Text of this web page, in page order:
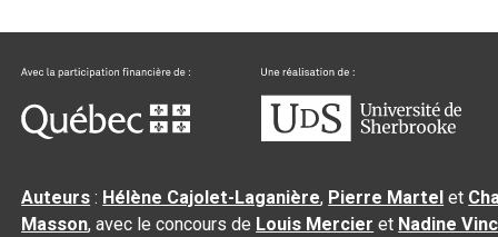
Auteurs : Hélène Cajolet-Laganière, Pierre Martel et
Masson, avec le concours de Louis Mercier et Nadine